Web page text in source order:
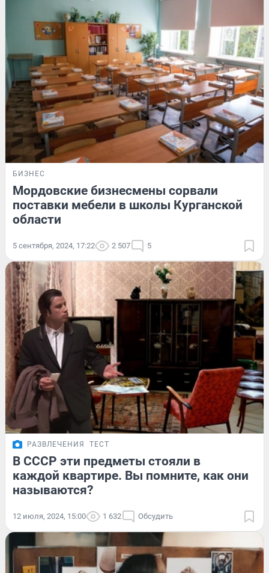
БИЗНЕС
Мордовские бизнесмены сорвали
поставки мебели в школы Курганской
области
5 сентября, 2024, 17:22 2 507 5
РАЗВЛЕЧЕНИЯ ТЕСТ
В СССР эти предметы стояли в
каждой квартире. Вы помните, как они
называются?
12 июля, 2024, 15:00 1 632 Обсудить